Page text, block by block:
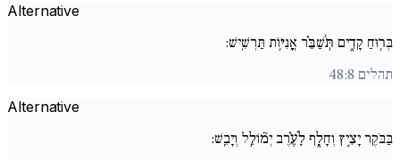
Alternative
בְּר֥וּחַ קָדִ֑ים תְּ֜שַׁבֵּ֗ר אֳנִיּ֥וֹת תַּרְשִֽׁישׁ:
תהלים 48:8
Alternative
בַּבֹּקֶר יָצִ֣יץ וְחָלָ֑ף לָ֜עֶ֗רֶב יְמ֘וֹלֵ֥ל וְיָבֵֽשׁ: